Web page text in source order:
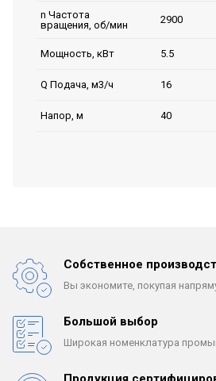
n Частота
вращения, об/мин
2900
Мощность, кВт 5.5
Q Подача, м3/ч 16
Напор, м 40
Собственное
Вы экономите, покупая
Большой выбор
Широкая номенклатура